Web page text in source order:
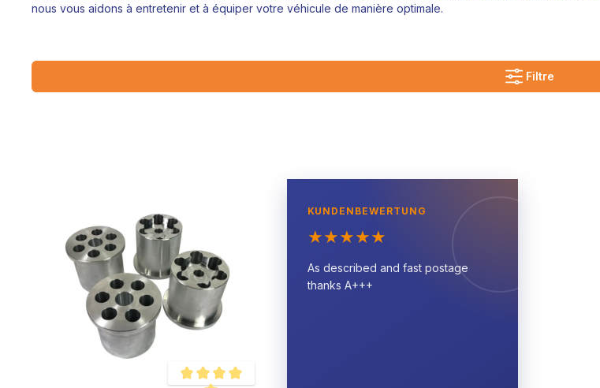
nous vous aidons à entretenir et à équiper votre véhicule de manière optimale.
Filtre
KUNDENBEWERTUNG
★★★★★
As described and fast postage
thanks A+++